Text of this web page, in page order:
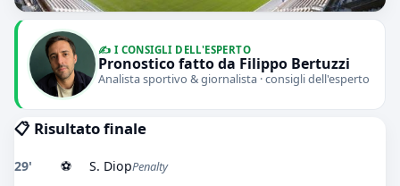
✍️ I CONSIGLI DELL'ESPERTO
Pronostico fatto da Filippo Bertuzzi
Analista sportivo & giornalista · consigli dell'esperto
📋 Risultato finale
29' ⚽ S. DiopPenalty